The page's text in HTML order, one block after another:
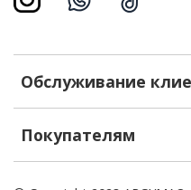
Обслуживание
Покупателям